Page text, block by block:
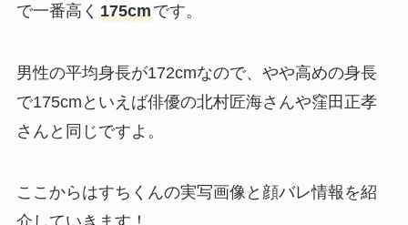
で一番高く 175cm です。
男性の平均身長が172cmなので、やや高めの身長
で175cmといえば俳優の北村匠海さんや窪田正孝
さんと同じですよ。
ここからはすちくんの実写画像と顔バレ情報を紹